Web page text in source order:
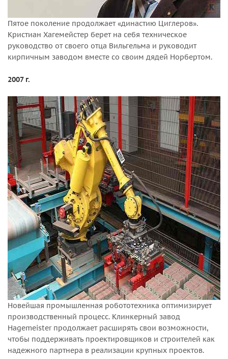
Пятое поколение продолжает «династию Циглеров».
Кристиан Хагемейстер берет на себя техническое
руководство от своего отца Вильгельма и руководит
кирпичным заводом вместе со своим дядей Норбертом.
2007 г.
Новейшая промышленная робототехника оптимизирует
производственный процесс. Клинкерный завод
Hagemeister продолжает расширять свои возможности,
чтобы поддерживать проектировщиков и строителей как
надежного партнера в реализации крупных проектов.